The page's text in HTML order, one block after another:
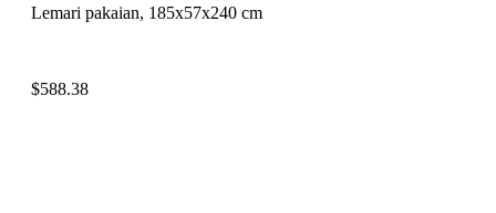
Lemari pakaian, 185x57x240 cm
$588.38